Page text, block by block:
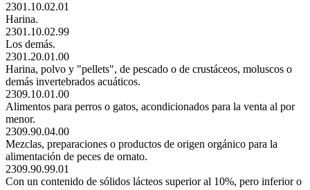
2301.10.02.01
Harina.
2301.10.02.99
Los demás.
2301.20.01.00
Harina, polvo y "pellets", de pescado o de crustáceos, moluscos o
demás invertebrados acuáticos.
2309.10.01.00
Alimentos para perros o gatos, acondicionados para la venta al por
menor.
2309.90.04.00
Mezclas, preparaciones o productos de origen orgánico para la
alimentación de peces de ornato.
2309.90.99.01
Con un contenido de sólidos lácteos superior al 10%, pero inferior o